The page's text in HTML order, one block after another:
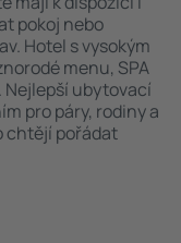
pokoj nebo
Hotel s vysokým
menu, SPA
ubytovací
pro páry, rodiny a
chtějí pořádat